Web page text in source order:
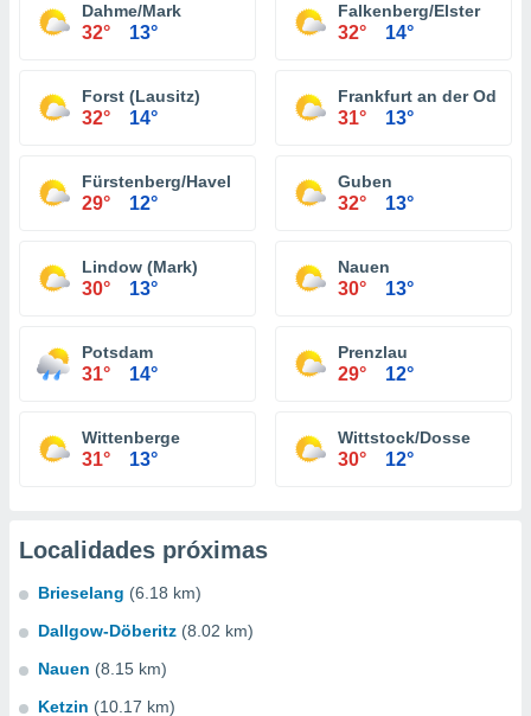
Dahme/Mark
32° 13°
Falkenberg/Elster
32° 14°
Forst (Lausitz)
32° 14°
Frankfurt an der Oder
31° 13°
Fürstenberg/Havel
29° 12°
Guben
32° 13°
Lindow (Mark)
30° 13°
Nauen
30° 13°
Potsdam
31° 14°
Prenzlau
29° 12°
Wittenberge
31° 13°
Wittstock/Dosse
30° 12°
Localidades próximas
Brieselang (6.18 km)
Dallgow-Döberitz (8.02 km)
Nauen (8.15 km)
Ketzin (10.17 km)